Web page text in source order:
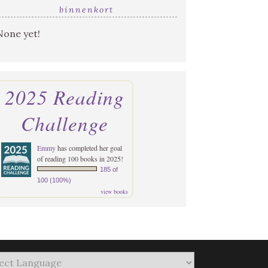
binnenkort
yet!
2025 Reading
Challenge
Emmyhas completed her goal
of reading 100 books in 2025!
185 of
100 (100%)
view books